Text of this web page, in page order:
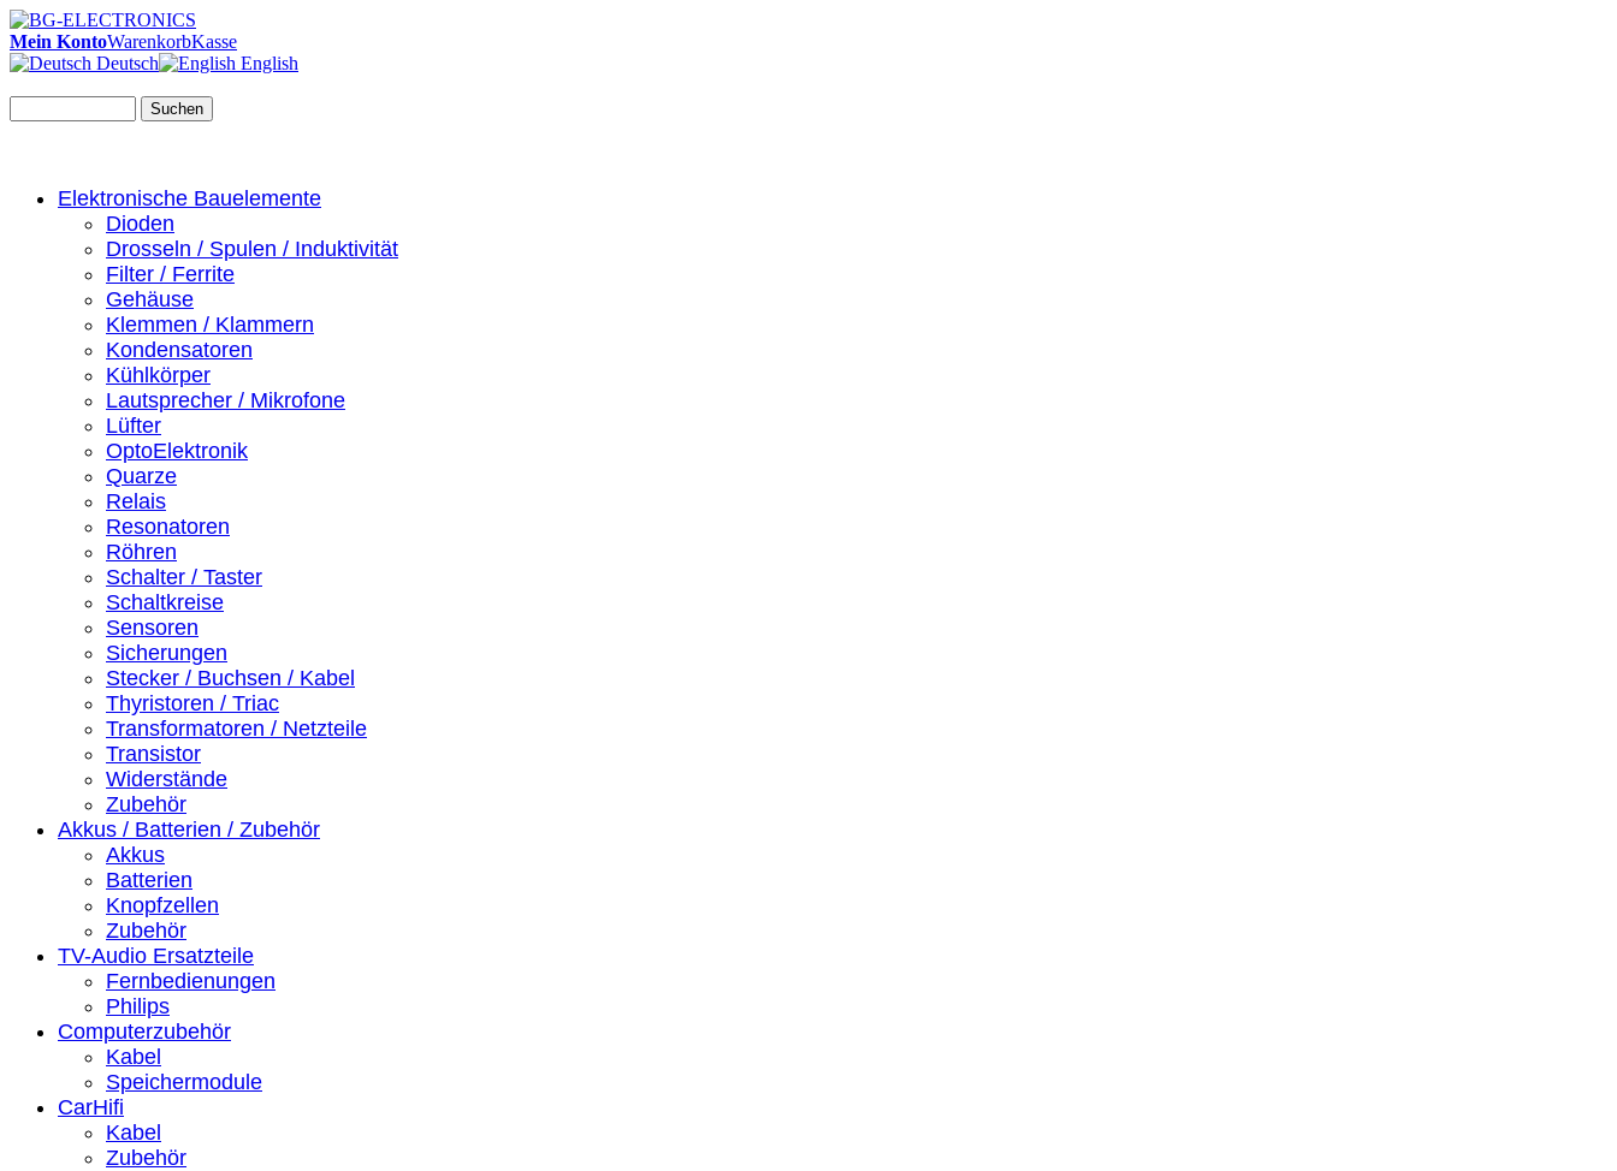
Mein KontoWarenkorbKasse
Deutsch
English
Suchen
Elektronische Bauelemente
Dioden
Drosseln / Spulen / Induktivität
Filter / Ferrite
Gehäuse
Klemmen / Klammern
Kondensatoren
Kühlkörper
Lautsprecher / Mikrofone
Lüfter
OptoElektronik
Quarze
Relais
Resonatoren
Röhren
Schalter / Taster
Schaltkreise
Sensoren
Sicherungen
Stecker / Buchsen / Kabel
Thyristoren / Triac
Transformatoren / Netzteile
Transistor
Widerstände
Zubehör
Akkus / Batterien / Zubehör
Akkus
Batterien
Knopfzellen
Zubehör
TV-Audio Ersatzteile
Fernbedienungen
Philips
Computerzubehör
Kabel
Speichermodule
CarHifi
Kabel
Zubehör